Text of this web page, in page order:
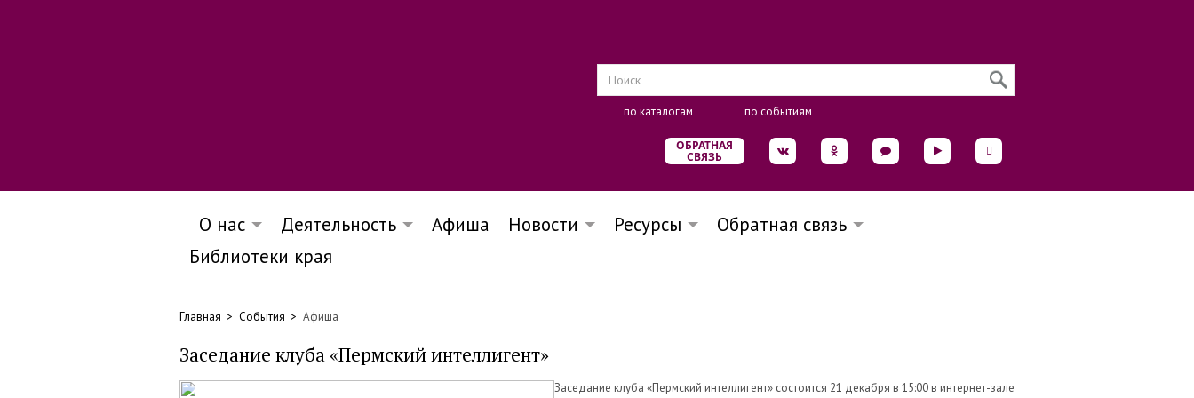
по каталогам по событиям
ОБРАТНАЯ
СВЯЗЬ
О нас Деятельность Афиша Новости Ресурсы
Обратная связь
Библиотеки края
Главная События Афиша
Заседание клуба «Пермский интеллигент»
Заседание клуба «Пермский интеллигент» состоится 21 декабря в 15:00 в интернет-зале